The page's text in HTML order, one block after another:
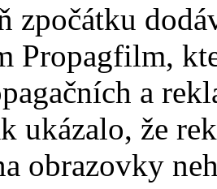
zpočátku
Propagfilm,
a
ukázalo, že
obrazovky